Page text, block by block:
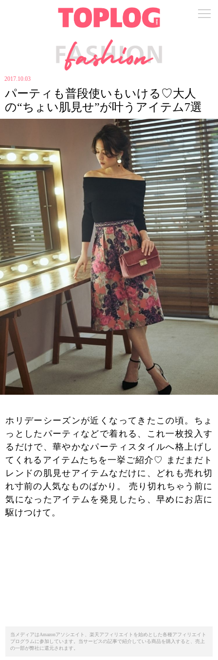
2017.10.03
パーティも普段使いもいける♡大人
の“ちょい肌見せ”が叶うアイテム7選
ホリデーシーズンが近くなってきたこの頃。ちょ
っとしたパーティなどで着れる、これ一枚投入す
るだけで、華やかなパーティスタイルへ格上げし
てくれるアイテムたちを一挙ご紹介♡ まだまだト
レンドの肌見せアイテムなだけに、どれも売れ切
れ寸前の人気なものばかり。 売り切れちゃう前に
気になったアイテムを発見したら、早めにお店に
駆けつけて。
当メディアはAmazonアソシエイト、楽天アフィリエイトを始めとした各種アフィリエイト
プログラムに参加しています。当サービスの記事で紹介している商品を購入すると、売上
の一部が弊社に還元されます。